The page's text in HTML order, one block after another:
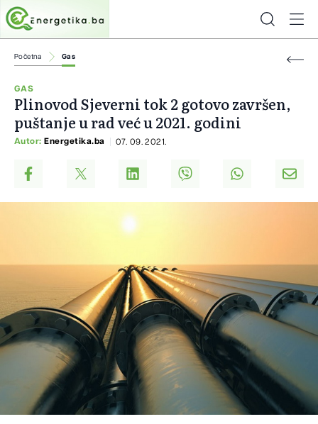
Početna Gas
GAS
Plinovod Sjeverni tok 2 gotovo završen,
puštanje u rad već u 2021. godini
Autor: Energetika.ba 07. 09. 2021.